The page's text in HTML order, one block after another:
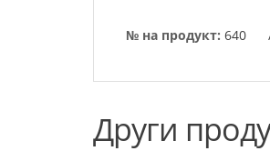
№ на продукт: 640
Други